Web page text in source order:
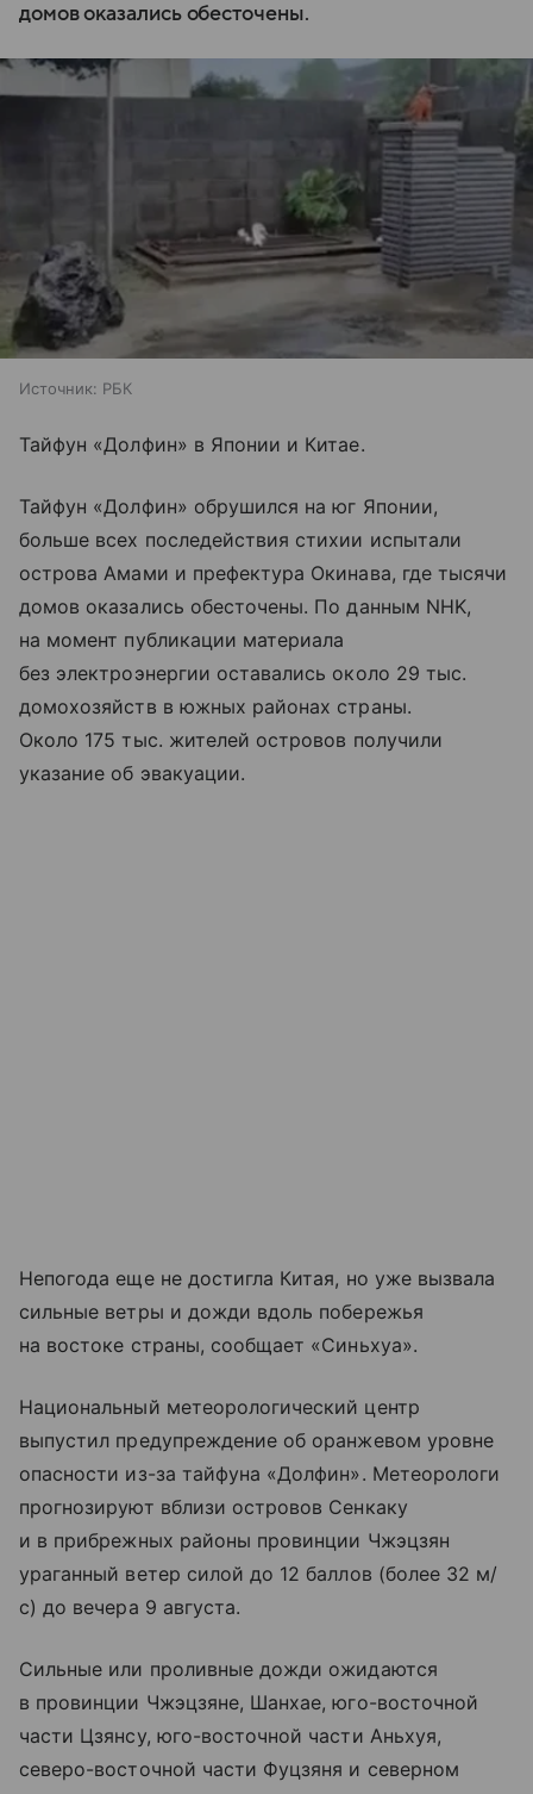
домов оказались обесточены.
Источник: РБК
Тайфун «Долфин» в Японии и Китае.
Тайфун «Долфин» обрушился на юг Японии,
больше всех последействия стихии испытали
острова Амами и префектура Окинава, где тысячи
домов оказались обесточены. По данным NHK,
на момент публикации материала
без электроэнергии оставались около 29 тыс.
домохозяйств в южных районах страны.
Около 175 тыс. жителей островов получили
указание об эвакуации.
Непогода еще не достигла Китая, но уже вызвала
сильные ветры и дожди вдоль побережья
на востоке страны, сообщает «Синьхуа».
Национальный метеорологический центр
выпустил предупреждение об оранжевом уровне
опасности из-за тайфуна «Долфин». Метеорологи
прогнозируют вблизи островов Сенкаку
и в прибрежных районы провинции Чжэцзян
ураганный ветер силой до 12 баллов (более 32 м/
с) до вечера 9 августа.
Сильные или проливные дожди ожидаются
в провинции Чжэцзяне, Шанхае, юго-восточной
части Цзянсу, юго-восточной части Аньхуя,
северо-восточной части Фуцзяня и северном